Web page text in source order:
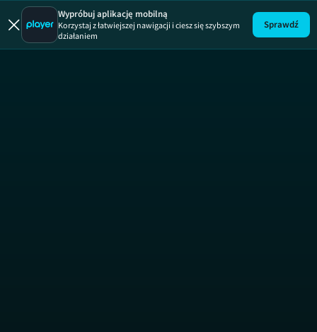
Fani
Wypróbuj aplikację mobilną
Korzystaj z łatwiejszej nawigacji i ciesz się szybszym
działaniem
Sprawdź